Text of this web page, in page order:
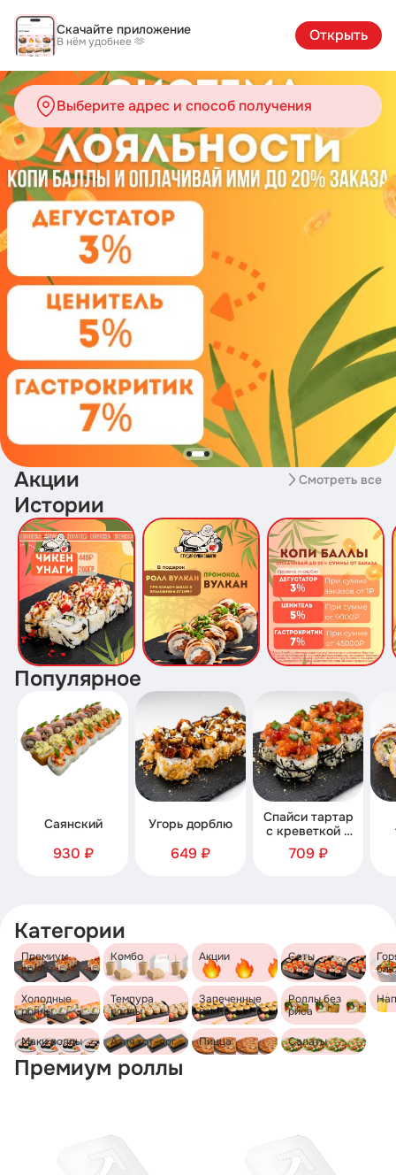
Скачайте приложение
В нём удобнее 🫶 Открыть
Выберите адрес и способ получения
Акции Смотреть все
Истории
Популярное
Саянский
930 ₽
Угорь дорблю
649 ₽
Спайси тартар
с креветкой и
семгой
709 ₽
Категории
Премиум
роллы
Комбо Акции Сеты
Холодные
роллы
Темпура
роллы
Запеченные
роллы
Роллы без
риса
Маки роллы Азия хот-дог Пицца Салаты
Премиум роллы
Студия Суши Самато | Каталог